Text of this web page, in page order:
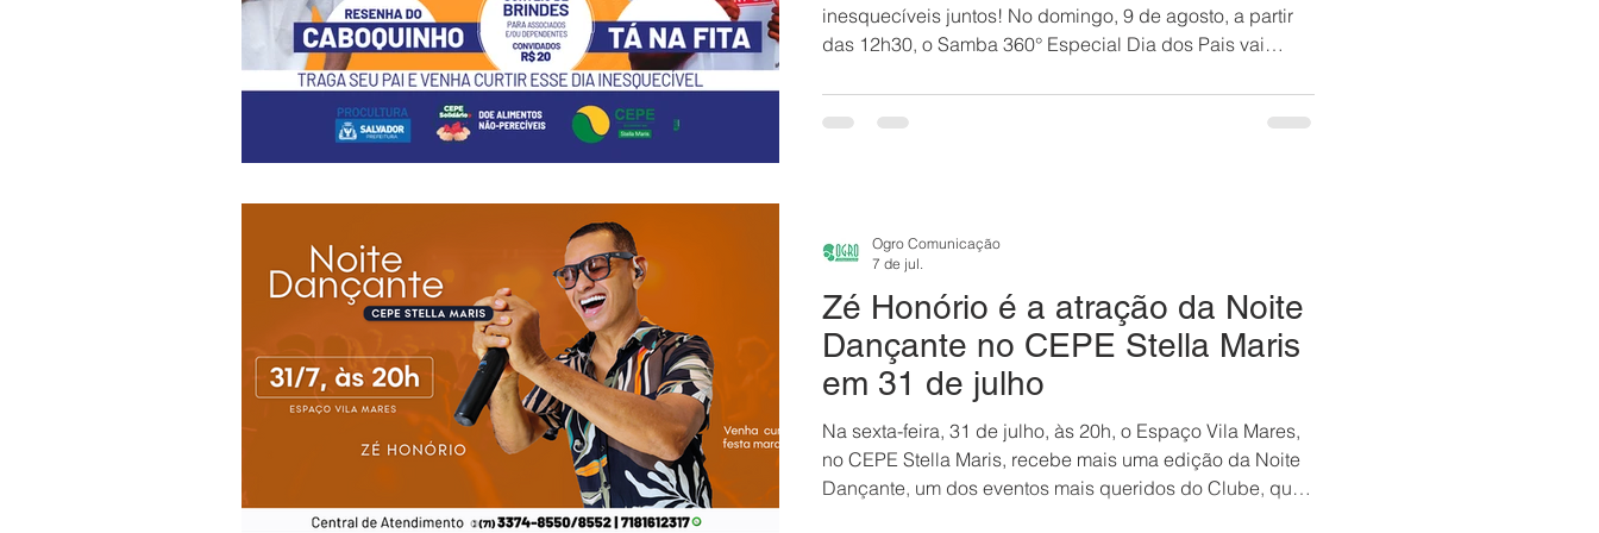
inesquecíveis juntos! No domingo, 9 de agosto, a partir
das 12h30, o Samba 360° Especial Dia dos Pais vai
Mares, com Tá na Fita e Resenha do Caboquinho. 💚💛
Traga seu pai e celebre essa data com música boa e
nossa campanha! T
Zé Honório é a atração da Noite
Dançante no CEPE Stella Maris
em 31 de julho
Na sexta-feira, 31 de julho, às 20h, o Espaço Vila Mares,
no CEPE Stella Maris, recebe mais uma edição da Noite
Dançante, um dos eventos mais queridos do Clube, que
Ogro Comunicação
7 de jul.